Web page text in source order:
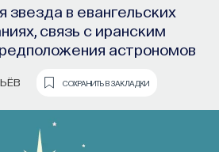
в евангельских
связь с иранским
астрономов
СОХРАНИТЬ В ЗАКЛАДКИ
цели